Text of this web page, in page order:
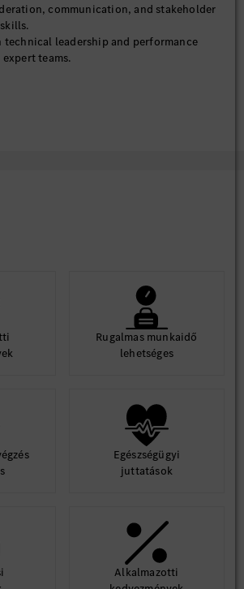
communication, and stakeholder
technical leadership and performance
teams.
Rugalmas munkaidő
lehetséges
Egészségügyi
juttatások
Alkalmazotti